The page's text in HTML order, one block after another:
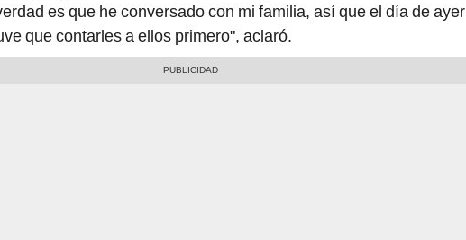
es que he conversado con mi familia, así que el día de ayer
que contarles a ellos primero", aclaró.